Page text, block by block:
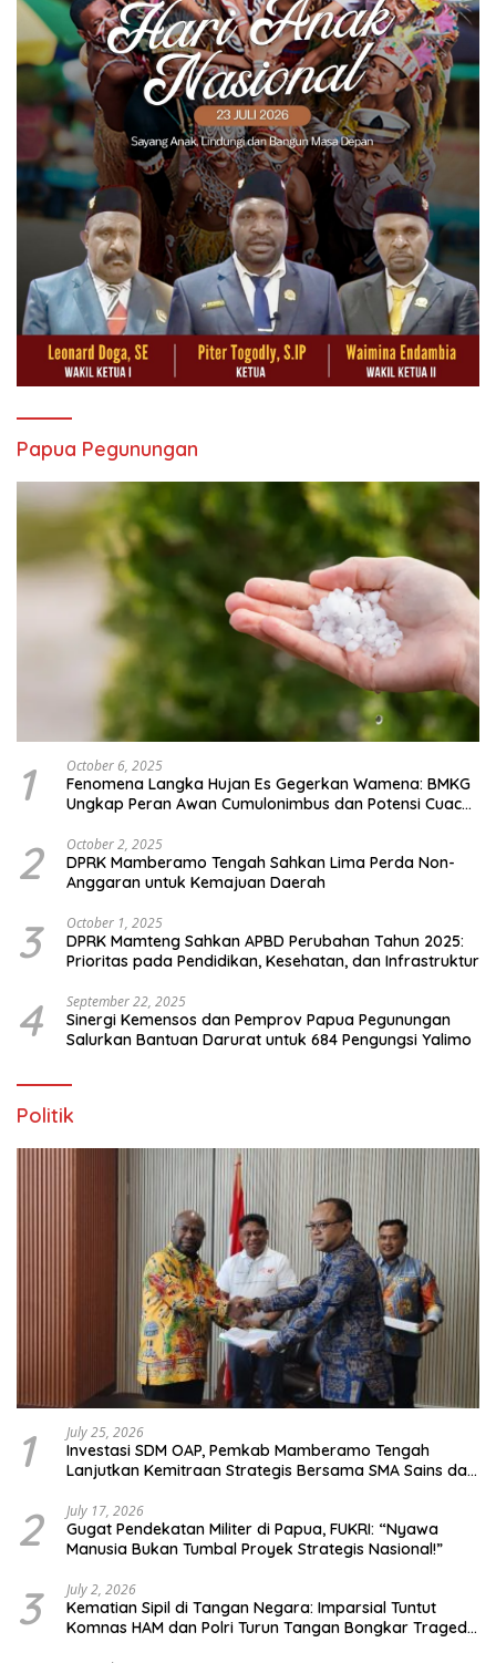
Papua Pegunungan
1 October 6, 2025
Fenomena Langka Hujan Es Gegerkan Wamena: BMKG
Ungkap Peran Awan Cumulonimbus dan Potensi Cuaca
2 October 2, 2025
DPRK Mamberamo Tengah Sahkan Lima Perda Non-
Anggaran untuk Kemajuan Daerah
3 October 1, 2025
DPRK Mamteng Sahkan APBD Perubahan Tahun 2025:
Prioritas pada Pendidikan, Kesehatan, dan Infrastruktur
4 September 22, 2025
Sinergi Kemensos dan Pemprov Papua Pegunungan
Salurkan Bantuan Darurat untuk 684 Pengungsi Yalimo
Politik
1 July 25, 2026
Investasi SDM OAP, Pemkab Mamberamo Tengah
Lanjutkan Kemitraan Strategis Bersama SMA Sains dan
2 July 17, 2026
Gugat Pendekatan Militer di Papua, FUKRI: “Nyawa
Manusia Bukan Tumbal Proyek Strategis Nasional!”
3 July 2, 2026
Kematian Sipil di Tangan Negara: Imparsial Tuntut
Komnas HAM dan Polri Turun Tangan Bongkar Tragedi